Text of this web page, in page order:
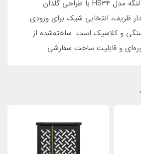
درب CNC یک و نیم لنگه مدل HS34 با طراحی گلدان
ظریف، انتخابی شیک برای ورودی
و کلاسیک است. ساخته‌شده از
و قابلیت ساخت سفارشی